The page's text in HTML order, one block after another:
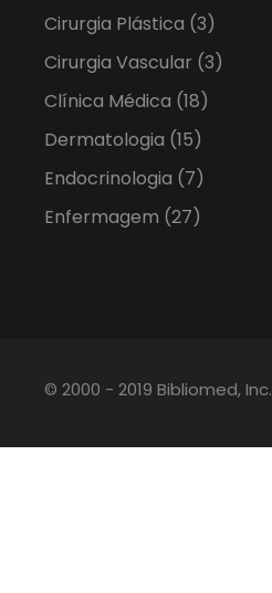
Cirurgia Plástica (3)
Cirurgia Vascular (3)
Clínica Médica (18)
Dermatologia (15)
Endocrinologia (7)
Enfermagem (27)
© 2000 - 2019 Bibliomed,